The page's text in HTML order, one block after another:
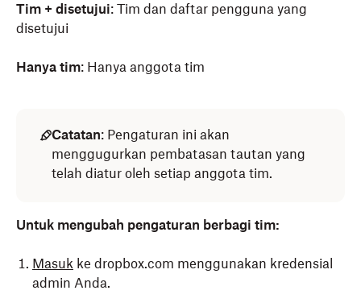
Tim + disetujui: Tim dan daftar pengguna yang
disetujui
Hanya tim: Hanya anggota tim
Catatan: Pengaturan ini akan
menggugurkan pembatasan tautan yang
telah diatur oleh setiap anggota tim.
Untuk mengubah pengaturan berbagi tim:
Masuk ke dropbox.com menggunakan kredensial
admin Anda.